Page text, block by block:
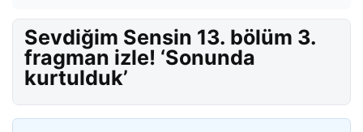
Sevdiğim Sensin 13. bölüm 3.
fragman izle! ‘Sonunda
kurtulduk’